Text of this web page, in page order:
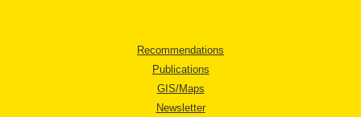
Recommendations
Publications
GIS/Maps
Newsletter